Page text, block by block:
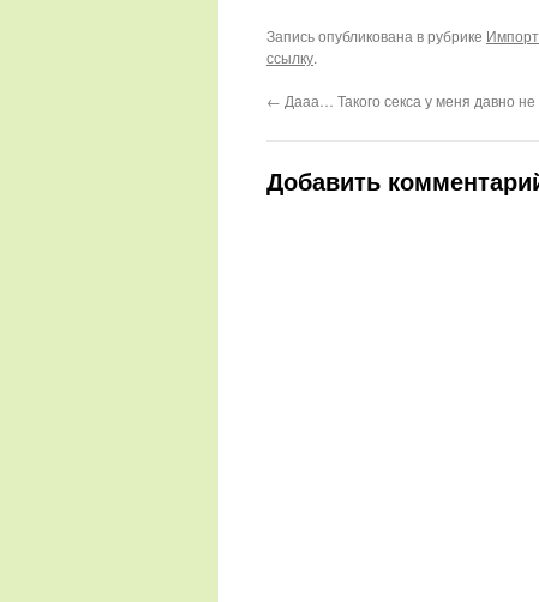
Запись опубликована в рубрике
ссылку.
← Дааа… Такого секса у меня давно не
Добавить